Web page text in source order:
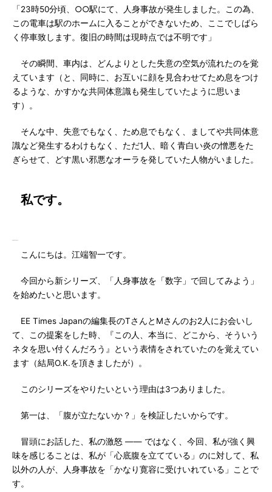
「23時50分頃、○○駅にて、人身事故が発生しました。この為、
この電車は駅のホームに入ることができないため、ここでしばら
く停車致します。復旧の時間は現時点では不明です」
その瞬間、車内は、どんよりとした失意の空気が流れたのを覚
えています（と、同時に、お互いに顔を見合わせてため息をつけ
るような、かすかな共同体意識も発生していたように思いま
す）。
そんな中、失意でもなく、ため息でもなく、ましてや共同体意
識など発生するわけもなく、ただ1人、暗く青白い炎の憎悪をた
ぎらせて、どす黒い邪悪なオーラを発していた人物がいました。
私です。
こんにちは。江端智一です。
今回から新シリーズ、「人身事故を「数字」で回してみよう」
を始めたいと思います。
EE Times Japanの編集長のTさんとMさんのお2人にお会いし
て、この提案をした時、『この人、本当に、どこから、そういう
ネタを思い付くんだろう』という表情をされていたのを覚えてい
ます（結局O.K.を頂きましたが）。
このシリーズをやりたいという理由は3つありました。
第一は、「腹が立たないか？」を検証したいからです。
冒頭にお話した、私の激怒 ―― ではなく、今回、私が強く興
味を感じることは、私が「心底腹を立てている」のに対して、私
以外の人が、人身事故を「かなり寛容に受けいれている」ことで
す。